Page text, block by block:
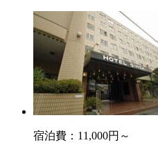
宿泊費： 11,000円～